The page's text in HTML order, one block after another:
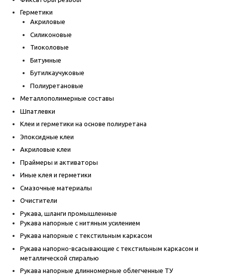
Герметики
Акриловые
Силиконовые
Тиоколовые
Битумные
Бутилкаучуковые
Полиуретановые
Металлополимерные составы
Шпатлевки
Клеи и герметики на основе полиуретана
Эпоксидные клеи
Акриловые клеи
Праймеры и активаторы
Иные клея и герметики
Смазочные материалы
Очистители
Рукава, шланги промышленные
Рукава напорные с нитяным усилением
Рукава напорные с текстильным каркасом
Рукава напорно-всасывающие с текстильным каркасом и
металлической спиралью
Рукава напорные длинномерные облегченные ТУ